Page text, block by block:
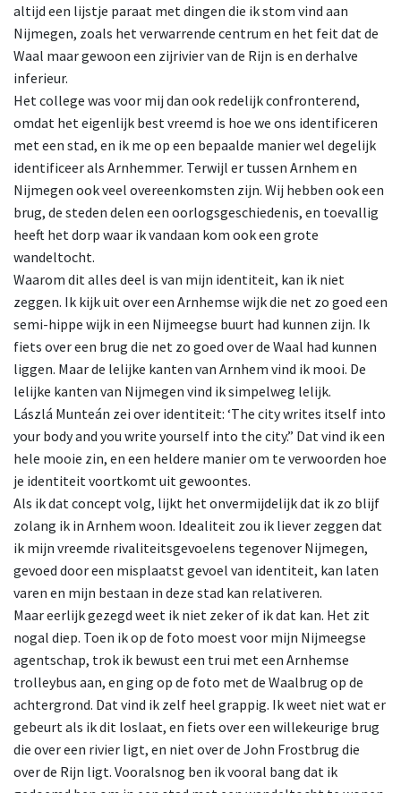
altijd een lijstje paraat met dingen die ik stom vind aan
Nijmegen, zoals het verwarrende centrum en het feit dat de
Waal maar gewoon een zijrivier van de Rijn is en derhalve
inferieur.
Het college was voor mij dan ook redelijk confronterend,
omdat het eigenlijk best vreemd is hoe we ons identificeren
met een stad, en ik me op een bepaalde manier wel degelijk
identificeer als Arnhemmer. Terwijl er tussen Arnhem en
Nijmegen ook veel overeenkomsten zijn. Wij hebben ook een
brug, de steden delen een oorlogsgeschiedenis, en toevallig
heeft het dorp waar ik vandaan kom ook een grote
wandeltocht.
Waarom dit alles deel is van mijn identiteit, kan ik niet
zeggen. Ik kijk uit over een Arnhemse wijk die net zo goed een
semi-hippe wijk in een Nijmeegse buurt had kunnen zijn. Ik
fiets over een brug die net zo goed over de Waal had kunnen
liggen. Maar de lelijke kanten van Arnhem vind ik mooi. De
lelijke kanten van Nijmegen vind ik simpelweg lelijk.
Lászlá Munteán zei over identiteit: ‘The city writes itself into
your body and you write yourself into the city.” Dat vind ik een
hele mooie zin, en een heldere manier om te verwoorden hoe
je identiteit voortkomt uit gewoontes.
Als ik dat concept volg, lijkt het onvermijdelijk dat ik zo blijf
zolang ik in Arnhem woon. Idealiteit zou ik liever zeggen dat
ik mijn vreemde rivaliteitsgevoelens tegenover Nijmegen,
gevoed door een misplaatst gevoel van identiteit, kan laten
varen en mijn bestaan in deze stad kan relativeren.
Maar eerlijk gezegd weet ik niet zeker of ik dat kan. Het zit
nogal diep. Toen ik op de foto moest voor mijn Nijmeegse
agentschap, trok ik bewust een trui met een Arnhemse
trolleybus aan, en ging op de foto met de Waalbrug op de
achtergrond. Dat vind ik zelf heel grappig. Ik weet niet wat er
gebeurt als ik dit loslaat, en fiets over een willekeurige brug
die over een rivier ligt, en niet over de John Frostbrug die
over de Rijn ligt. Vooralsnog ben ik vooral bang dat ik